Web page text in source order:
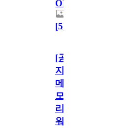
OPEN!
[5]
[공
지]
메
모
리
워